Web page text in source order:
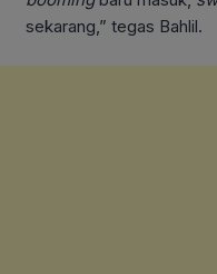
sekarang,” tegas Bahlil.